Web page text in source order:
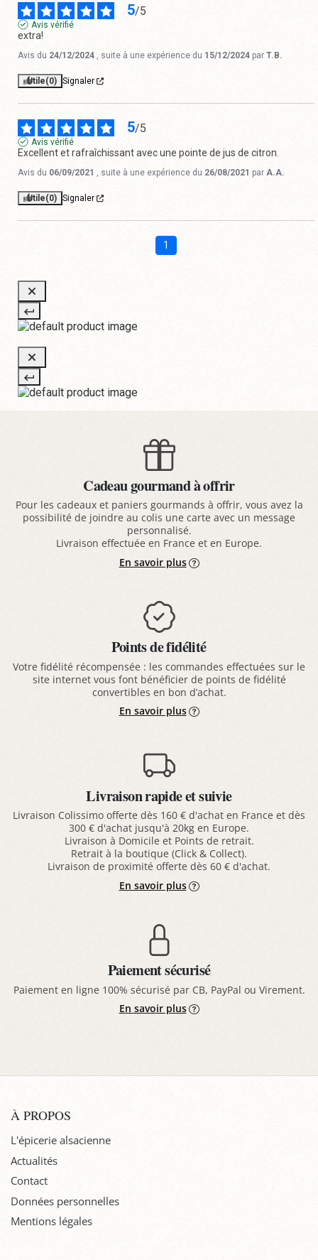
5/5
Avis vérifié
extra!
Avis du 24/12/2024 , suite à une expérience du 15/12/2024 par T.B.
Utile(0) Signaler
5/5
Avis vérifié
Excellent et rafraîchissant avec une pointe de jus de citron.
Avis du 06/09/2021 , suite à une expérience du 26/08/2021 par A.A.
Utile(0) Signaler
1
Cadeau gourmand à offrir
Pour les cadeaux et paniers gourmands à offrir, vous avez la
possibilité de joindre au colis une carte avec un message
personnalisé.
Livraison effectuée en France et en Europe.
En savoir plus
Points de fidélité
Votre fidélité récompensée : les commandes effectuées sur le
site internet vous font bénéficier de points de fidélité
convertibles en bon d’achat.
En savoir plus
Livraison rapide et suivie
Livraison Colissimo offerte dès 160 € d'achat en France et dès
300 € d'achat jusqu'à 20kg en Europe.
Livraison à Domicile et Points de retrait.
Retrait à la boutique (Click & Collect).
Livraison de proximité offerte dès 60 € d'achat.
En savoir plus
Paiement sécurisé
Paiement en ligne 100% sécurisé par CB, PayPal ou Virement.
En savoir plus
À PROPOS
L'épicerie alsacienne
Actualités
Contact
Données personnelles
Mentions légales